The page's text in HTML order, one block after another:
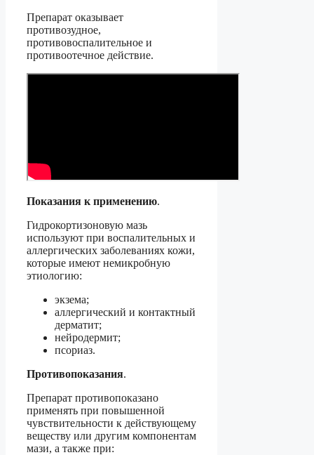
Препарат оказывает
противозудное,
противовоспалительное и
противоотечное действие.
Показания к применению.
Гидрокортизоновую мазь
используют при воспалительных и
аллергических заболеваниях кожи,
которые имеют немикробную
этиологию:
экзема;
аллергический и контактный
дерматит;
нейродермит;
псориаз.
Противопоказания.
Препарат противопоказано
применять при повышенной
чувствительности к действующему
веществу или другим компонентам
мази, а также при: